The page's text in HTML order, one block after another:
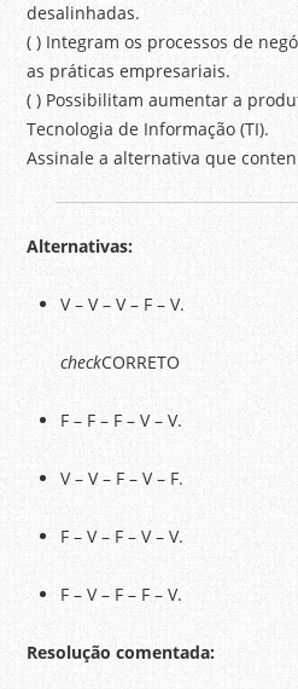
desalinhadas.
( ) Integram os processos de
as práticas empresariais.
( ) Possibilitam aumentar a
Tecnologia de Informação (TI).
Assinale a alternativa que
Alternativas:
V – V – V – F – V.
checkCORRETO
F – F – F – V – V.
V – V – F – V – F.
F – V – F – V – V.
F – V – F – F – V.
Resolução comentada: